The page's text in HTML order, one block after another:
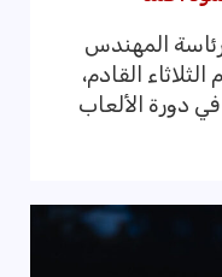
المهندس
القادم،
دورة الألعاب